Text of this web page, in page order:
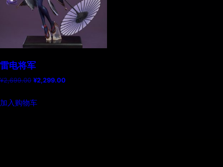
雷电将军
¥2,699.00 原
为：
¥2,299.00当
加入购物车